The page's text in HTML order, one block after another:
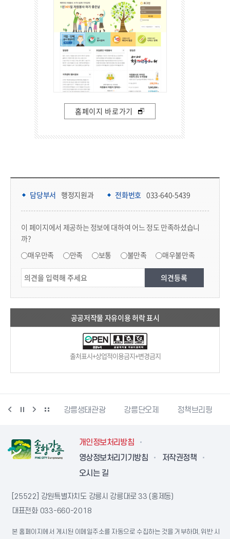
홈페이지 바로가기
담당부서 정보 & 컨텐츠 만족도 조사 & 공공저작물 자유이용 허락 표시
담당부서 행정지원과 전화번호 033-640-5439
이 페이지에서 제공하는 정보에 대하여 어느 정도 만족하셨습니
까?
매우만족 만족 보통 불만족 매우불만족
공공저작물 자유이용 허락 표시
출처표시+상업적이용금지+변경금지
동물사랑센터 강릉생태관광 강릉단오제 정책브리핑
개인정보처리방침
영상정보처리기기방침
저작권정책
오시는 길
[25522] 강원특별자치도 강릉시 강릉대로 33 (홍제동)
대표전화 033-660-2018
본 홈페이지에서 게시된 이메일주소를 자동으로 수집하는 것을 거부하며, 위반 시